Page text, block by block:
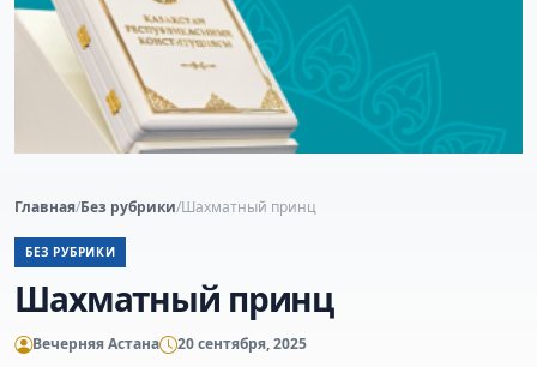
Главная/Без рубрики/Шахматный принц
БЕЗ РУБРИКИ
Шахматный принц
Вечерняя Астана 20 сентября, 2025